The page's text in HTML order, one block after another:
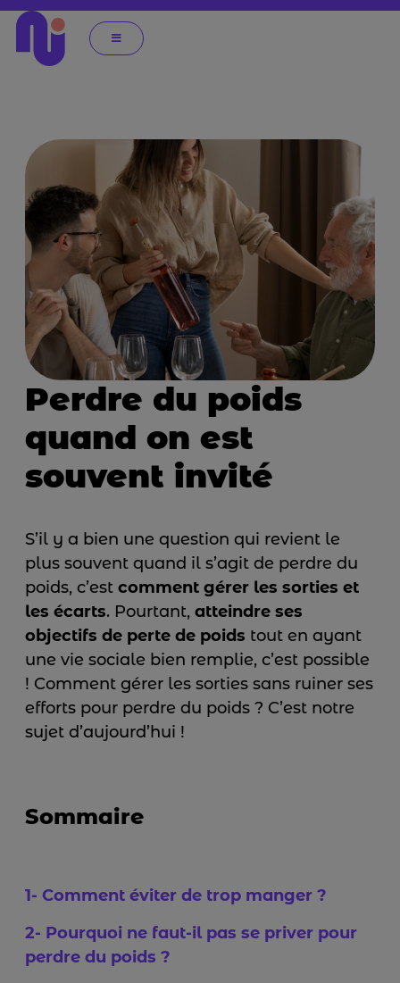
Perdre du poids
quand on est
souvent invité
S’il y a bien une question qui revient le
plus souvent quand il s’agit de perdre du
poids, c’est comment gérer les sorties et
les écarts. Pourtant, atteindre ses
objectifs de perte de poids tout en ayant
une vie sociale bien remplie, c’est possible
! Comment gérer les sorties sans ruiner ses
efforts pour perdre du poids ? C’est notre
sujet d’aujourd’hui !
Sommaire
1- Comment éviter de trop manger ?
2- Pourquoi ne faut-il pas se priver pour
perdre du poids ?